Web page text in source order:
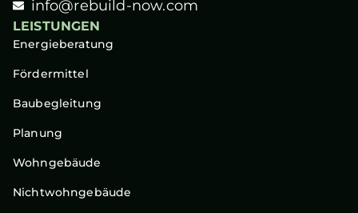
info@rebuild-now.com
LEISTUNGEN
Energieberatung
Fördermittel
Baubegleitung
Planung
Wohngebäude
Nichtwohngebäude